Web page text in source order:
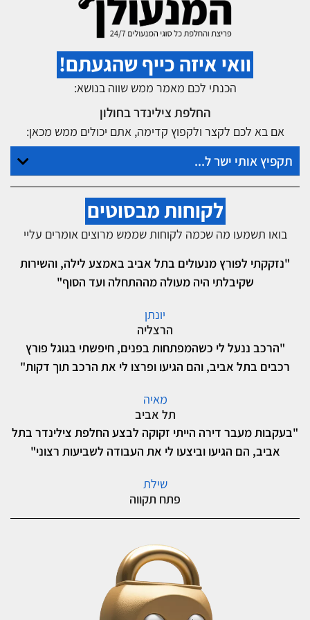
וואי איזה כייף שהגעתם!
הכנתי לכם מאמר ממש שווה בנושא:
החלפת צילינדר בחולון
אם בא לכם לקצר ולקפוץ קדימה, אתם יכולים ממש מכאן:
תקפיץ אותי ישר ל...
לקוחות מבסוטים
בואו תשמעו מה שכמה לקוחות שממש מרוצים אומרים עליי
"נזקקתי לפורץ מנעולים בתל אביב באמצע לילה, והשירות
שקיבלתי היה מעולה מההתחלה ועד הסוף"
יונתן
הרצליה
"הרכב ננעל לי כשהמפתחות בפנים, חיפשתי בגוגל פורץ
רכבים בתל אביב, והם הגיעו ופרצו לי את הרכב תוך דקות"
מאיה
תל אביב
"בעקבות מעבר דירה הייתי זקוקה לבצע החלפת צילינדר בתל
אביב, הם הגיעו וביצעו לי את העבודה לשביעות רצוני"
שילת
פתח תקווה